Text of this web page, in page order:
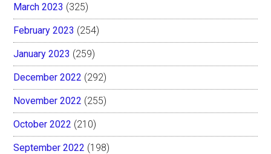
March 2023 (325)
February 2023 (254)
January 2023 (259)
December 2022 (292)
November 2022 (255)
October 2022 (210)
September 2022 (198)